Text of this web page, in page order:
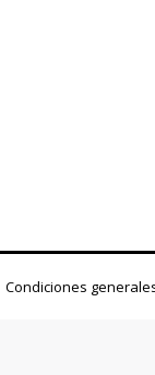
Condiciones